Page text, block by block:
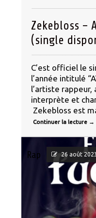
Zekebloss –
(single
C’est officiel le
l’année intitulé
l’artiste
interprète et
Zekebloss est
Continuer la lecture →
Rap 26 août 2023